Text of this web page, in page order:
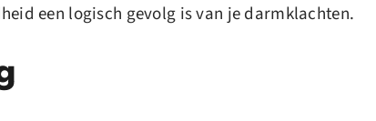
een logisch gevolg is van je darmklachten.